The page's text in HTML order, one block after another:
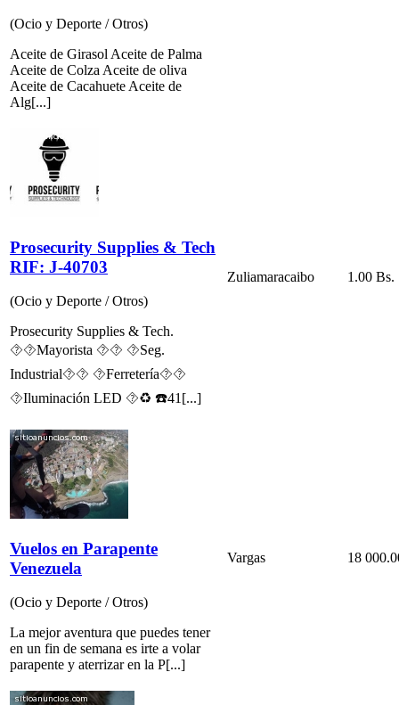
(Ocio y Deporte / Otros)
Aceite de Girasol Aceite de Palma
Aceite de Colza Aceite de oliva
Aceite de Cacahuete Aceite de
Alg[...]
Prosecurity Supplies & Tech
RIF: J-40703
(Ocio y Deporte / Otros)
Prosecurity Supplies & Tech.
⯑⯑Mayorista ⯑⯑ ⯑Seg.
Industrial⯑⯑ ⯑Ferretería⯑⯑
⯑Iluminación LED ⯑♻ ☎41[...]
Zuliamaracaibo 1.00 Bs.
Vuelos en Parapente
Venezuela
(Ocio y Deporte / Otros)
La mejor aventura que puedes tener
en un fin de semana es irte a volar
parapente y aterrizar en la P[...]
Vargas 18